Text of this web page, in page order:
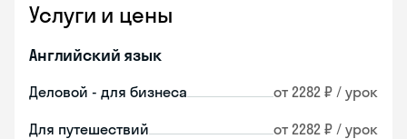
Услуги и цены
Английский язык
Деловой - для бизнеса от 2282 ₽ / урок
Для путешествий от 2282 ₽ / урок